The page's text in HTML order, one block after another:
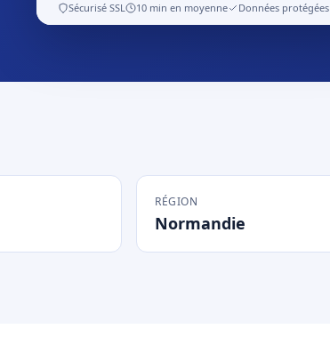
Sécurisé SSL 10 min en moyenne Données protégées
RÉGION
Normandie